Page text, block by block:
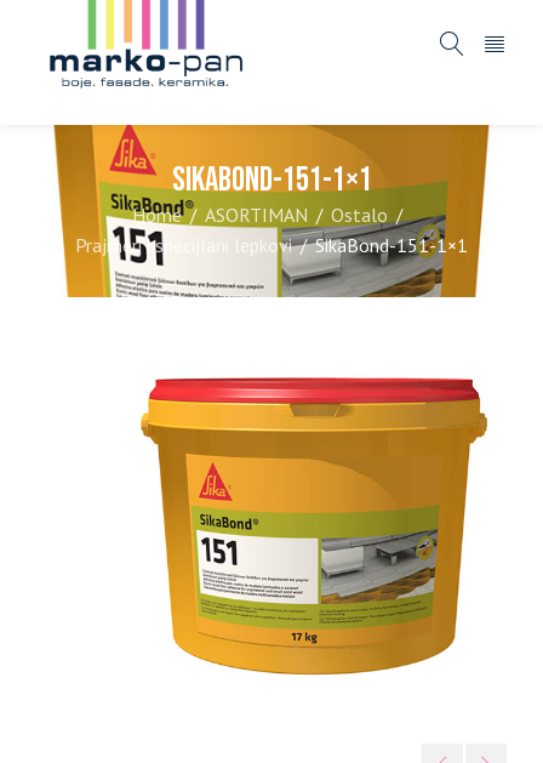
SikaBond-151-1×1
Home / ASORTIMAN / Ostalo /
Prajmeri i specijlani lepkovi / SikaBond-151-1×1